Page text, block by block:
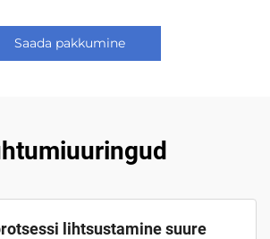
Saada pakkumine
lihtsustamine suure